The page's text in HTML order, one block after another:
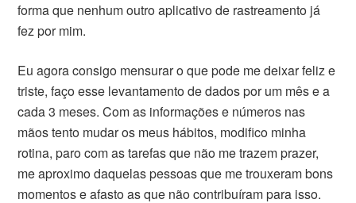
forma que nenhum outro aplicativo de rastreamento já
fez por mim.
Eu agora consigo mensurar o que pode me deixar feliz e
triste, faço esse levantamento de dados por um mês e a
cada 3 meses. Com as informações e números nas
mãos tento mudar os meus hábitos, modifico minha
rotina, paro com as tarefas que não me trazem prazer,
me aproximo daquelas pessoas que me trouxeram bons
momentos e afasto as que não contribuíram para isso.